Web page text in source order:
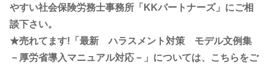
やすい社会保険労務士事務所「KKパートナーズ」にご相
談下さい。
★売れてます!「最新 ハラスメント対策 モデル文例集
－厚労省導入マニュアル対応－」については、こちらをご